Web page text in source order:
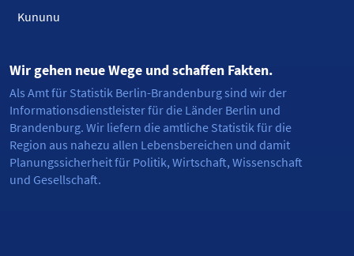
Kununu
Wir gehen neue Wege und schaffen Fakten.
Als Amt für Statistik Berlin-Brandenburg sind wir der
Informationsdienstleister für die Länder Berlin und
Brandenburg. Wir liefern die amtliche Statistik für die
Region aus nahezu allen Lebensbereichen und damit
Planungssicherheit für Politik, Wirtschaft, Wissenschaft
und Gesellschaft.